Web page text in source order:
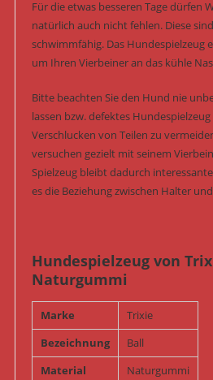
Für die etwas besseren Tage dürfen
natürlich auch nicht fehlen. Diese
schwimmfähig. Das Hundespielzeug
um Ihren Vierbeiner an das kühle
Bitte beachten Sie den Hund nie
lassen bzw. defektes
Verschlucken von Teilen zu
versuchen gezielt mit seinem
Spielzeug bleibt dadurch
es die Beziehung zwischen Halter
Hundespielzeug von
Naturgummi
Marke
Trixie
Bezeichnung
Ball
Material
Naturgummi